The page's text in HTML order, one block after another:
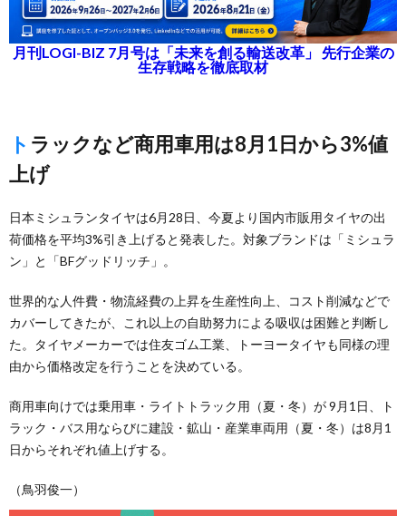
月刊LOGI-BIZ 7月号は「未来を創る輸送改革」 先行企業の
生存戦略を徹底取材
トラックなど商用車用は8月1日から3%値
上げ
日本ミシュランタイヤは6月28日、今夏より国内市販用タイヤの出
荷価格を平均3%引き上げると発表した。対象ブランドは「ミシュラ
ン」と「BFグッドリッチ」。
世界的な人件費・物流経費の上昇を生産性向上、コスト削減などで
カバーしてきたが、これ以上の自助努力による吸収は困難と判断し
た。タイヤメーカーでは住友ゴム工業、トーヨータイヤも同様の理
由から価格改定を行うことを決めている。
商用車向けでは乗用車・ライトトラック用（夏・冬）が 9月1日、ト
ラック・バス用ならびに建設・鉱山・産業車両用（夏・冬）は8月1
日からそれぞれ値上げする。
（鳥羽俊一）